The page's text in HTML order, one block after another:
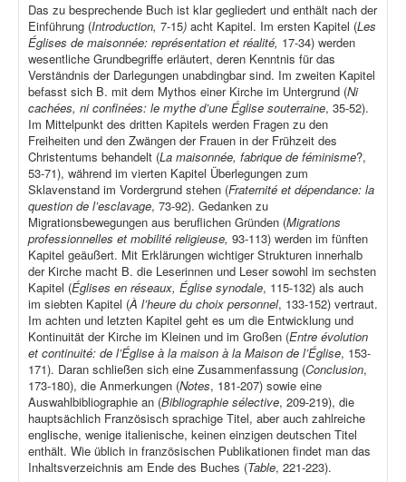
Das zu besprechende Buch ist klar gegliedert und enthält nach der
Einführung (Introduction, 7-15) acht Kapitel. Im ersten Kapitel (Les
Églises de maisonnée: représentation et réalité, 17-34) werden
wesentliche Grundbegriffe erläutert, deren Kenntnis für das
Verständnis der Darlegungen unabdingbar sind. Im zweiten Kapitel
befasst sich B. mit dem Mythos einer Kirche im Untergrund (Ni
cachées, ni confinées: le mythe d’une Église souterraine, 35-52).
Im Mittelpunkt des dritten Kapitels werden Fragen zu den
Freiheiten und den Zwängen der Frauen in der Frühzeit des
Christentums behandelt (La maisonnée, fabrique de féminisme?,
53-71), während im vierten Kapitel Überlegungen zum
Sklavenstand im Vordergrund stehen (Fraternité et dépendance: la
question de l’esclavage, 73-92). Gedanken zu
Migrationsbewegungen aus beruflichen Gründen (Migrations
professionnelles et mobilité religieuse, 93-113) werden im fünften
Kapitel geäußert. Mit Erklärungen wichtiger Strukturen innerhalb
der Kirche macht B. die Leserinnen und Leser sowohl im sechsten
Kapitel (Églises en réseaux, Église synodale, 115-132) als auch
im siebten Kapitel (À l’heure du choix personnel, 133-152) vertraut.
Im achten und letzten Kapitel geht es um die Entwicklung und
Kontinuität der Kirche im Kleinen und im Großen (Entre évolution
et continuité: de l’Église à la maison à la Maison de l’Église, 153-
171). Daran schließen sich eine Zusammenfassung (Conclusion,
173-180), die Anmerkungen (Notes, 181-207) sowie eine
Auswahlbibliographie an (Bibliographie sélective, 209-219), die
hauptsächlich Französisch sprachige Titel, aber auch zahlreiche
englische, wenige italienische, keinen einzigen deutschen Titel
enthält. Wie üblich in französischen Publikationen findet man das
Inhaltsverzeichnis am Ende des Buches (Table, 221-223).